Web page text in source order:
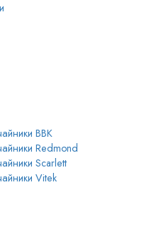
BBK
Redmond
Scarlett
Vitek